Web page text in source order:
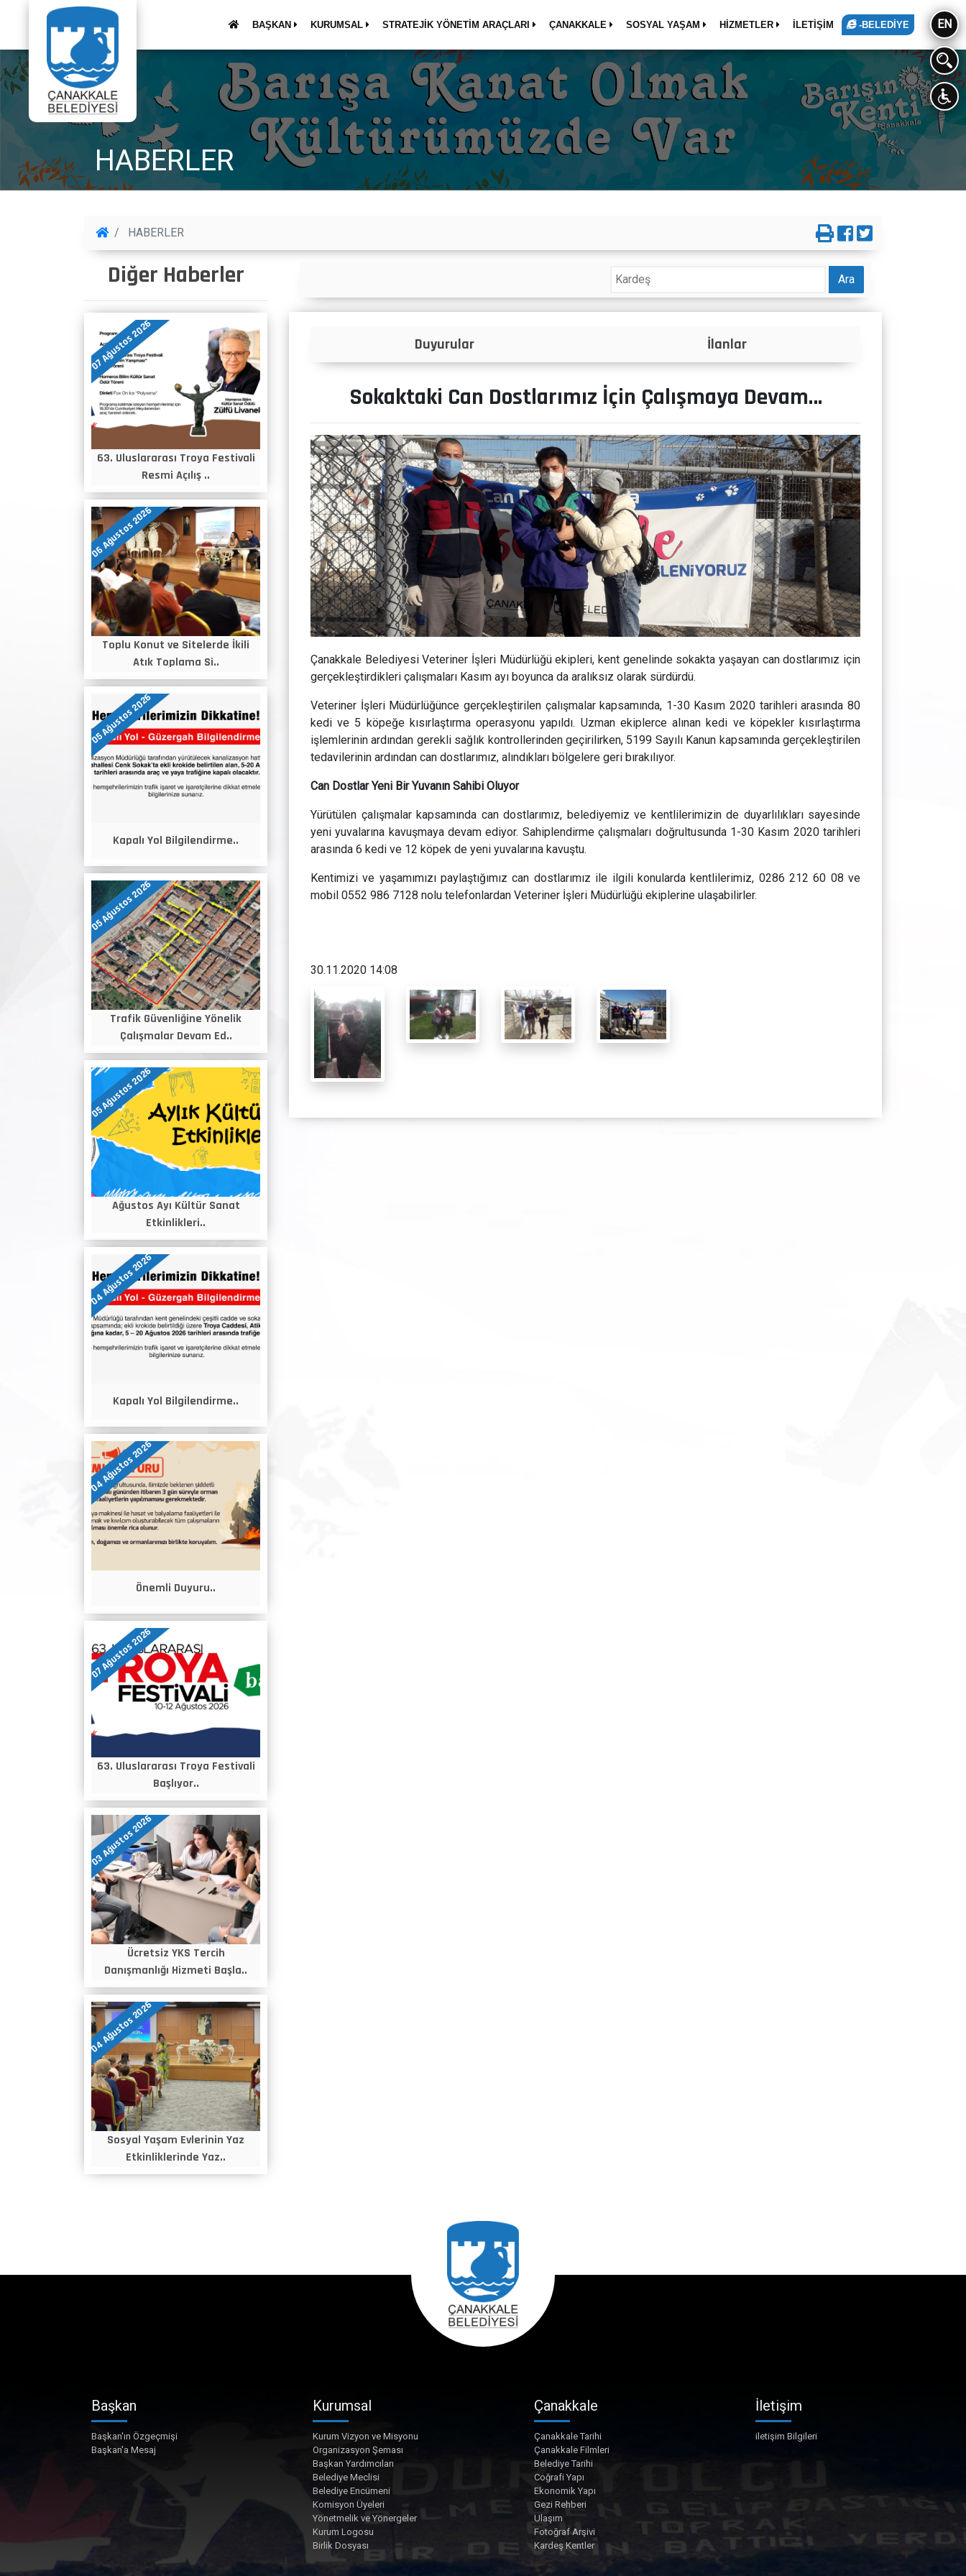
BAŞKAN KURUMSAL STRATEJİK YÖNETİM ARAÇLARI ÇANAKKALE SOSYAL YAŞAM HİZMETLER İLETİŞİM -BELEDİYE EN
HABERLER
HABERLER
Diğer Haberler
07 Ağustos 2026
63. Uluslararası Troya Festivali
Resmi Açılış ..
06 Ağustos 2026
Toplu Konut ve Sitelerde İkili
Atık Toplama Si..
05 Ağustos 2026
Kapalı Yol Bilgilendirme..
05 Ağustos 2026
Trafik Güvenliğine Yönelik
Çalışmalar Devam Ed..
05 Ağustos 2026
Ağustos Ayı Kültür Sanat
Etkinlikleri..
04 Ağustos 2026
Kapalı Yol Bilgilendirme..
04 Ağustos 2026
Önemli Duyuru..
07 Ağustos 2026
63. Uluslararası Troya Festivali
Başlıyor..
03 Ağustos 2026
Ücretsiz YKS Tercih
Danışmanlığı Hizmeti Başla..
04 Ağustos 2026
Sosyal Yaşam Evlerinin Yaz
Etkinliklerinde Yaz..
Ara
Duyurular İlanlar Projeler
Sokaktaki Can Dostlarımız İçin Çalışmaya Devam…
Çanakkale Belediyesi Veteriner İşleri Müdürlüğü ekipleri, kent genelinde sokakta yaşayan can dostlarımız için
gerçekleştirdikleri çalışmaları Kasım ayı boyunca da aralıksız olarak sürdürdü.
Veteriner İşleri Müdürlüğünce gerçekleştirilen çalışmalar kapsamında, 1-30 Kasım 2020 tarihleri arasında 80
kedi ve 5 köpeğe kısırlaştırma operasyonu yapıldı. Uzman ekiplerce alınan kedi ve köpekler kısırlaştırma
işlemlerinin ardından gerekli sağlık kontrollerinden geçirilirken, 5199 Sayılı Kanun kapsamında gerçekleştirilen
tedavilerinin ardından can dostlarımız, alındıkları bölgelere geri bırakılıyor.
Can Dostlar Yeni Bir Yuvanın Sahibi Oluyor
Yürütülen çalışmalar kapsamında can dostlarımız, belediyemiz ve kentlilerimizin de duyarlılıkları sayesinde
yeni yuvalarına kavuşmaya devam ediyor. Sahiplendirme çalışmaları doğrultusunda 1-30 Kasım 2020 tarihleri
arasında 6 kedi ve 12 köpek de yeni yuvalarına kavuştu.
Kentimizi ve yaşamımızı paylaştığımız can dostlarımız ile ilgili konularda kentlilerimiz, 0286 212 60 08 ve
mobil 0552 986 7128 nolu telefonlardan Veteriner İşleri Müdürlüğü ekiplerine ulaşabilirler.
30.11.2020 14:08
Başkan
Başkan'ın Özgeçmişi
Başkan'a Mesaj
Kurumsal
Kurum Vizyon ve Misyonu
Organizasyon Şeması
Başkan Yardımcıları
Belediye Meclisi
Belediye Encümeni
Komisyon Üyeleri
Yönetmelik ve Yönergeler
Kurum Logosu
Birlik Dosyası
Çanakkale
Çanakkale Tarihi
Çanakkale Filmleri
Belediye Tarihi
Coğrafi Yapı
Ekonomik Yapı
Gezi Rehberi
Ulaşım
Fotoğraf Arşivi
Kardeş Kentler
İletişim
iletişim Bilgileri